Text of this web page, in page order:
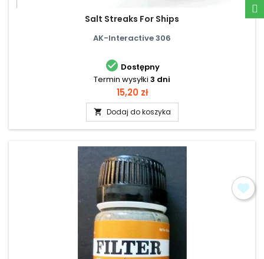
Salt Streaks For Ships
AK-Interactive 306
 Dostępny
Termin wysyłki 3 dni
Cena
15,20 zł
 Dodaj do koszyka